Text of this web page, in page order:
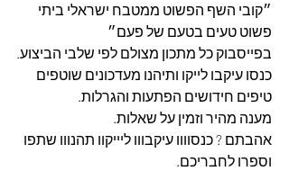
״קובי השף הפשוט ממטבח ישראלי ביתי
פשוט טעים בטעם של פעם״
בפייסבוק כל מתכון מצולם לפי שלבי הביצוע.
כנסו עיקבו לייקו ותיהנו מעדכונים שוטפים
טיפים חידושים הפתעות והגרלות.
מענה מהיר וזמין על שאלות.
אהבתם ? כנסוווו עיקבווו ליייקוו תהנווו שתפו
וספרו לחבריכם.